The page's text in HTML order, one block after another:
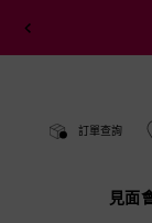
訂單查詢
見面